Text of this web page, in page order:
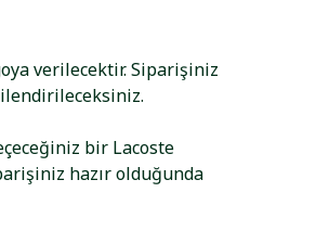
verilecektir. Siparişiniz
bir Lacoste
hazır olduğunda